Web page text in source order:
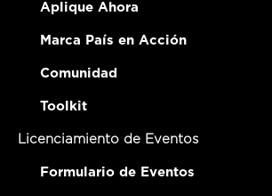
Aplique Ahora
Marca País en Acción
Comunidad
Toolkit
Licenciamiento de Eventos
Formulario de Eventos